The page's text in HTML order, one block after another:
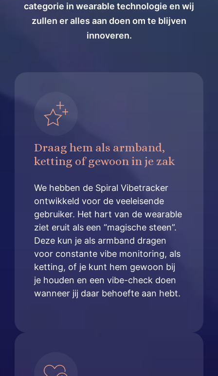
categorie in wearable technologie en wij
zullen er alles aan doen om te blijven
innoveren.
Draag hem als armband,
ketting of gewoon in je zak
We hebben de Spiral Vibetracker
ontwikkeld voor de veeleisende
gebruiker. Het hart van de wearable
ziet eruit als een “magische steen”.
Deze kun je als armband dragen
voor constante vibe monitoring, als
ketting, of je kunt hem gewoon bij
je houden en een vibe-check doen
wanneer jij daar behoefte aan hebt.